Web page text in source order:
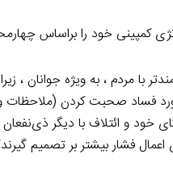
کمپینی خود را براساس
با مردم ، به ویژه جوانان ،
فساد صحبت کردن (ملاحظات و
خود و ائتلاف با دیگر ذی‌نفعان
اعمال فشار بیشتر بر تصمیم